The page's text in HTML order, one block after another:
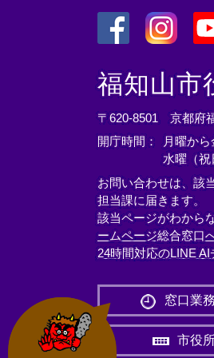
外
部
リ
ン
ク
外
部
リ
ン
ク
外
部
リ
ン
ク
＞
福知山市
〒620-8501 京都府
開庁時間： 月曜から
水曜（祝
お問い合わせは、該
担当課に届きます。
該当ページがわから
ームページ総合窓口
24時間対応のLINE
外
部
リ
窓口業
市役